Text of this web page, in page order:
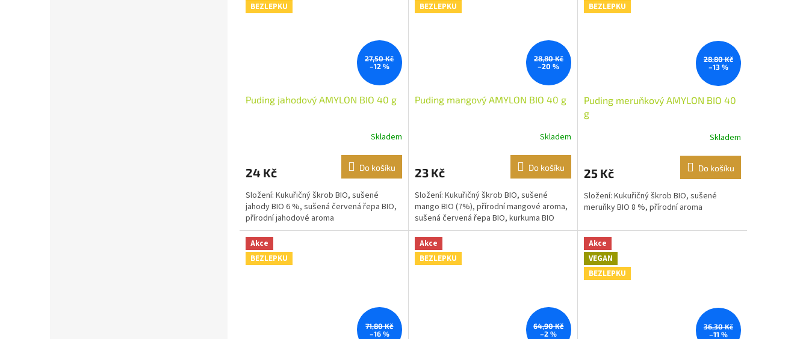
BEZLEPKU
27,50 Kč
–12 %
Puding jahodový AMYLON BIO 40 g
Skladem
24 Kč Do košíku
Složení: Kukuřičný škrob BIO, sušené
jahody BIO 6 %, sušená červená řepa BIO,
přírodní jahodové aroma
BEZLEPKU
28,80 Kč
–20 %
Puding mangový AMYLON BIO 40 g
Skladem
23 Kč Do košíku
Složení: Kukuřičný škrob BIO, sušené
mango BIO (7%), přírodní mangové aroma,
sušená červená řepa BIO, kurkuma BIO
BEZLEPKU
28,80 Kč
–13 %
Puding meruňkový AMYLON BIO 40
g
Skladem
25 Kč Do košíku
Složení: Kukuřičný škrob BIO, sušené
meruňky BIO 8 %, přírodní aroma
Akce
BEZLEPKU
71,80 Kč
–16 %
Akce
BEZLEPKU
64,90 Kč
–2 %
Akce
VEGAN
BEZLEPKU
36,30 Kč
–11 %